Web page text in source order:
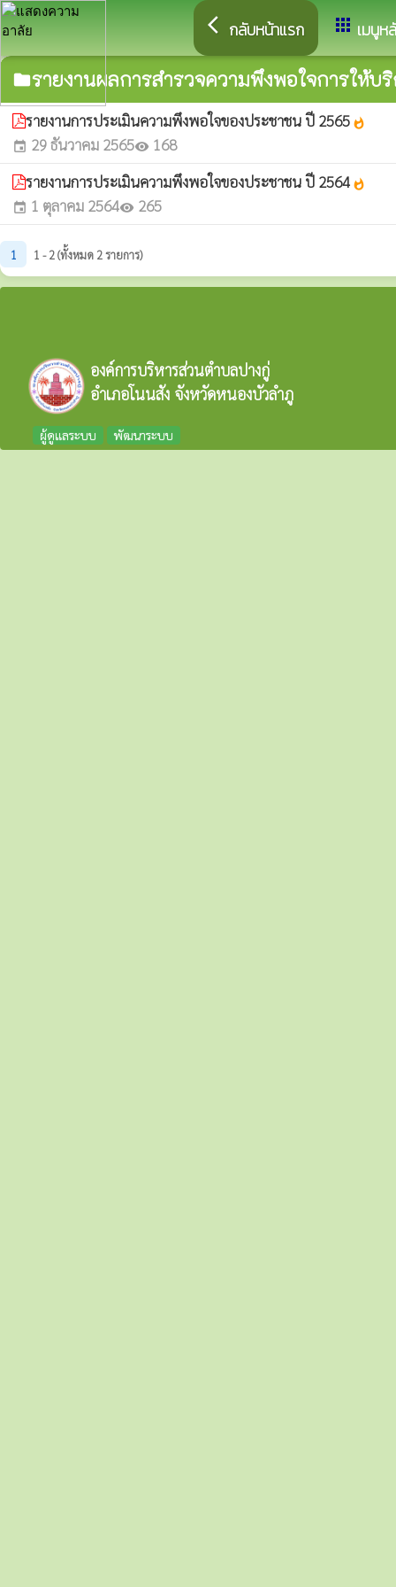
arrow_back_ios กลับหน้าแรก apps เมนูห
folderรายงานผลการสำรวจความพึงพอใจการให้บ
รายงานการประเมินความพึงพอใจของประชาชน ปี 2565 whatshot
event 29 ธันวาคม 2565visibility 168
รายงานการประเมินความพึงพอใจของประชาชน ปี 2564 whatshot
event 1 ตุลาคม 2564visibility 265
1 1 - 2 (ทั้งหมด 2 รายการ)
องค์การบริหารส่วนตำบลปางกู่
อำเภอโนนสัง จังหวัดหนองบัวลำภู
ผู้ดูแลระบบ พัฒนาระบบ